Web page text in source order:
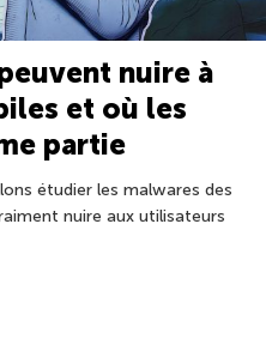
nuire à
et où les
partie
étudier les malwares des
nuire aux utilisateurs